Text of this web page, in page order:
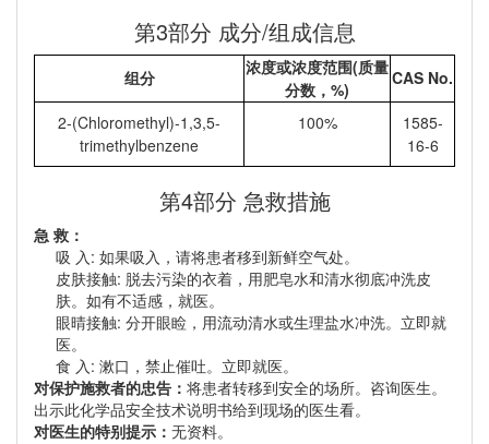
第3部分 成分/组成信息
组分
浓度或浓度范围(质量
分数，%)
CAS No.
2-(Chloromethyl)-1,3,5-
trimethylbenzene
100%
1585-
16-6
第4部分 急救措施
急 救：
吸 入: 如果吸入，请将患者移到新鲜空气处。
皮肤接触: 脱去污染的衣着，用肥皂水和清水彻底冲洗皮
肤。如有不适感，就医。
眼晴接触: 分开眼睑，用流动清水或生理盐水冲洗。立即就
医。
食 入: 漱口，禁止催吐。立即就医。
对保护施救者的忠告： 将患者转移到安全的场所。咨询医生。
出示此化学品安全技术说明书给到现场的医生看。
对医生的特别提示： 无资料。